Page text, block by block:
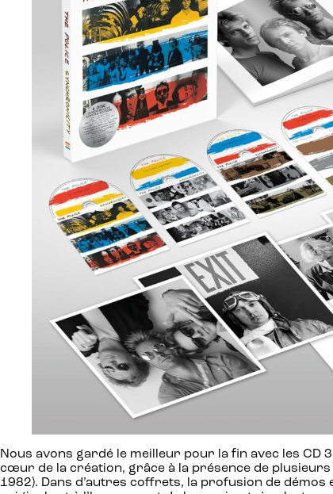
Nous avons gardé le meilleur pour la fin avec les CD
cœur de la création, grâce à la présence de
1982). Dans d’autres coffrets, la profusion de démos